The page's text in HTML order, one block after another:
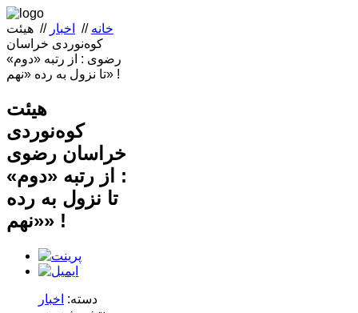
خانه // اخبار // هیئت
کوه‌نوردی خراسان
رضوی : از رتبه‌ «دوم»
تا نزول به رده‌ «نهم» !
هیئت
کوه‌نوردی
خراسان رضوی
: از رتبه‌ «دوم»
تا نزول به رده‌
«نهم» !
دسته: اخبار